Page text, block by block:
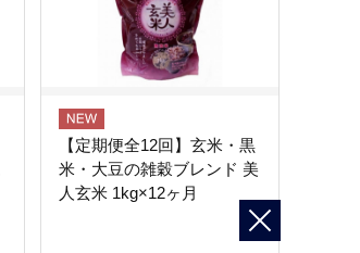
【定期便全12回】玄米・黒
米・大豆の雑穀ブレンド 美
人玄米 1kg×12ヶ月